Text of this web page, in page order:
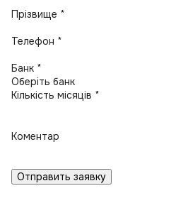
Прізвище *
Телефон *
Банк *
Кількість місяців *
Коментар
Отправить заявку